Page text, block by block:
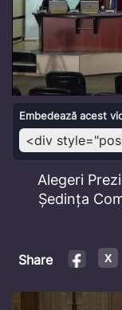
Embedează acest
Alegeri
Ședința
Share